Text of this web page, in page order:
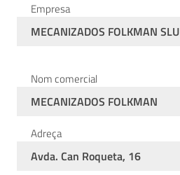
Empresa
MECANIZADOS FOLKMAN SLU
Nom comercial
MECANIZADOS FOLKMAN
Adreça
Avda. Can Roqueta, 16